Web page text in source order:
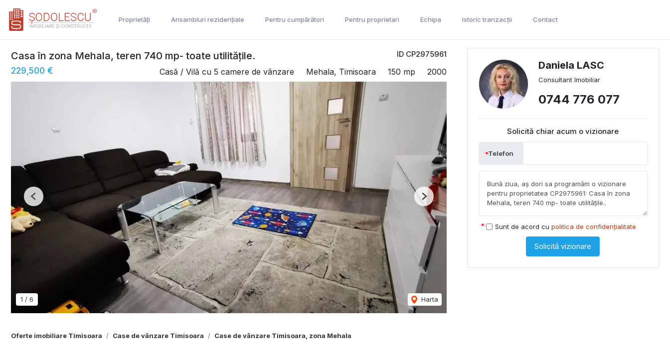
Proprietăți Ansambluri rezidențiale Pentru cumpărători Pentru proprietari Echipa Istoric tranzacții Contact
ID CP2975961
Casa în zona Mehala, teren 740 mp- toate utilitățile.
229,500 € Casă / Vilă cu 5 camere de vânzare Mehala, Timisoara 150 mp 2000
1 / 6 Harta
Previous Next
Oferte imobiliare Timisoara Case de vânzare Timisoara Case de vânzare Timisoara, zona Mehala
Daniela LASC
Consultant Imobiliar
0744 776 077
Solicită chiar acum o vizionare
Telefon
Sunt de acord cu politica de confidențialitate
Solicită vizionare